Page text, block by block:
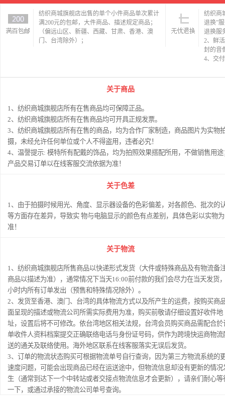
纺织商城旗舰店出售的单个小件商品单次累计
满200元的包邮，大件商品、描述规定商品；
（偏远山区、新疆、西藏、甘肃、香港、澳
门、台湾除外）；
纺织商
退换”
退换服
2、鲜
封的音
4、交
关于商品
1、纺织商城旗舰店所有在售商品均可保障正品。
2、纺织商城旗舰店所有在售商品均可开具正规发票。
3、纺织商城旗舰店所有在售的商品，均为合作厂家制造，商品图片为实物
摄，未经允许任何单位或个人不得盗用，违者必究！
4、温謦提示: 模特所有配戴的饰品，均为拍照效果搭配所用，不做销售用途
产品交易订单以在线客服交流依据为准！
关于色差
1、由于拍摄时候用光、角度、显示器设备的色彩偏差，对各颜色、批次的
等方面存在差异，导致实 物与电脑显示的颜色有点差别，具体色彩以实物为
准！
关于物流
1、纺织商城旗舰店所售商品以快递形式发货（大件或特殊商品及有物流备
商品以描述为准），通常情况下当天16:00前付款的我们会尽力在当天发货
小时内所有订单发出（预售和特殊情况除外）。
2、发货至香港、澳门、台湾的具体物流方式以及所产生的运费，按购买商
面呈现的描述或物流公司所需实际费用为准，购买前敬请仔细设置好收件地
址，设置后将不可修改。依台湾地区相关法规，台湾会员购买商品需配合於
单收件人资料档案提交正确联络电话与身份证号码，供作为跨境快运商物流
送的通关及联络使用。海外地区联系在线客服落实无误后发货。
3、订单的物流状态购买可根据物流单号自行查询，因为第三方物流系统的
速度问题，可能会出现商品已经在运送途中，但物流信息却没有更新的情况
生（通常到达下一个中转站或者交接点物流信息才会更新），请亲们耐心等
一下，或通过承接的物流公司单号查询。